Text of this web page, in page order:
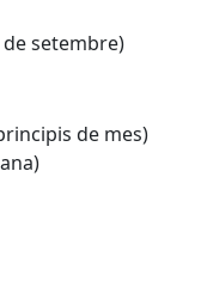
de setembre)
de mes)